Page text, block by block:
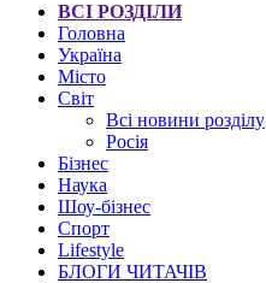
ВСІ РОЗДІЛИ
Головна
Україна
Місто
Світ
Всі новини розділу
Росія
Бізнес
Наука
Шоу-бізнес
Спорт
Lifestyle
БЛОГИ ЧИТАЧІВ